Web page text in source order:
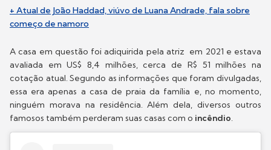
+ Atual de João Haddad, viúvo de Luana Andrade, fala sobre
começo de namoro
A casa em questão foi adiquirida pela atriz em 2021 e estava
avaliada em US$ 8,4 milhões, cerca de R$ 51 milhões na
cotação atual. Segundo as informações que foram divulgadas,
essa era apenas a casa de praia da família e, no momento,
ninguém morava na residência. Além dela, diversos outros
famosos também perderam suas casas com o incêndio.